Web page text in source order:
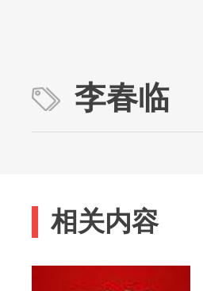
李春临
相关内容